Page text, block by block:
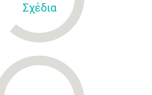
Σχέδια